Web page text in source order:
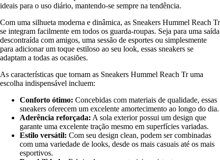
ideais para o uso diário, mantendo-se sempre na tendência.
Com uma silhueta moderna e dinâmica, as Sneakers Hummel Reach Tr
se integram facilmente em todos os guarda-roupas. Seja para uma saída
descontraída com amigos, uma sessão de esportes ou simplesmente
para adicionar um toque estiloso ao seu look, essas sneakers se
adaptam a todas as ocasiões.
As características que tornam as Sneakers Hummel Reach Tr uma
escolha indispensável incluem:
Conforto ótimo: Concebidas com materiais de qualidade, essas
sneakers oferecem um excelente amortecimento ao longo do dia.
Aderência reforçada: A sola exterior possui um design que
garante uma excelente tração mesmo em superfícies variadas.
Estilo versátil: Com seu design clean, podem ser combinadas
com uma variedade de looks, desde os mais casuais até os mais
esportivos.